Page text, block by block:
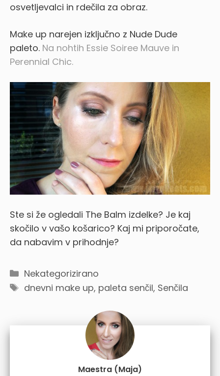
osvetljevalci in rdečila za obraz.
Make up narejen izključno z Nude Dude
paleto. Na nohtih Essie Soiree Mauve in
Perennial Chic.
Ste si že ogledali The Balm izdelke? Je kaj
skočilo v vašo košarico? Kaj mi priporočate,
da nabavim v prihodnje?
Categories
Nekategorizirano
Tags
dnevni make up, paleta senčil, Senčila
Maestra (Maja)